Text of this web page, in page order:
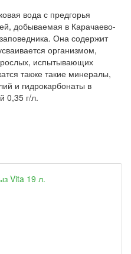
вода с предгорья
добываемая в Карачаево-
Она содержит
организмом,
испытывающих
также такие минералы,
и гидрокарбонаты в
0,35 г/л.